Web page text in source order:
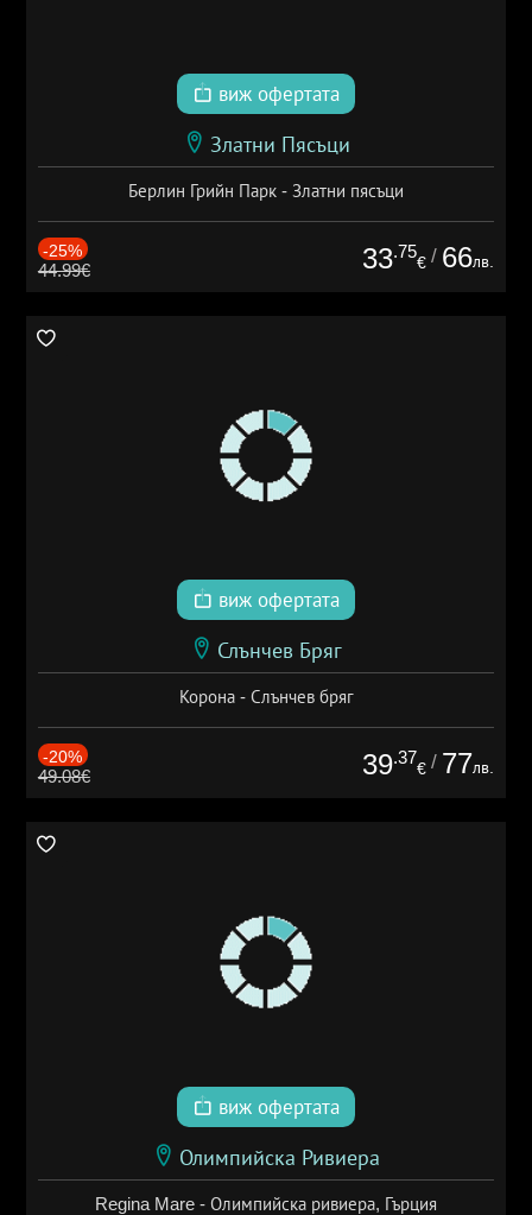
виж офертата
Златни Пясъци
Берлин Грийн Парк - Златни пясъци
-25%
44.99€ 33.75
€ / 66лв.
виж офертата
Слънчев Бряг
Корона - Слънчев бряг
-20%
49.08€ 39.37
€ / 77лв.
виж офертата
Олимпийска Ривиера
Regina Mare - Олимпийска ривиера, Гърция